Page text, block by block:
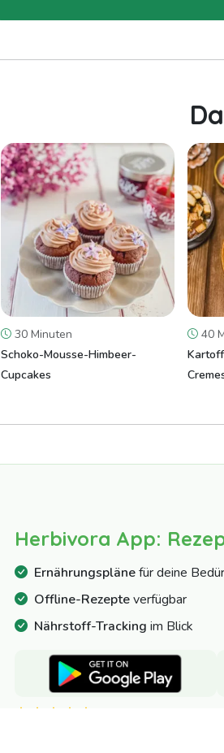
30 Minuten
Schoko-Mousse-Himbeer-
Cupcakes
40
Herbivora App:
Ernährungsplänefür deine
Offline-Rezepteverfügbar
Nährstoff-Tracking im Blick